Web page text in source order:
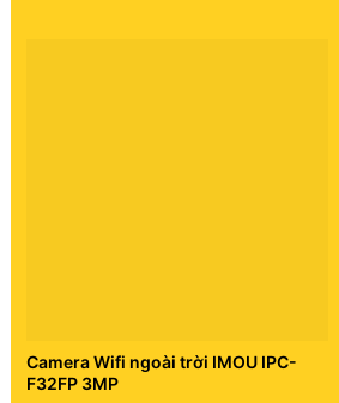
Camera Wifi ngoài trời IMOU IPC-
F32FP 3MP